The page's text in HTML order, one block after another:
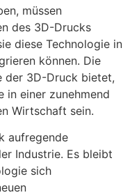
müssen
des 3D-Drucks
diese Technologie in
können. Die
der 3D-Druck bietet,
in einer zunehmend
Wirtschaft sein.
aufregende
Industrie. Es bleibt
sich